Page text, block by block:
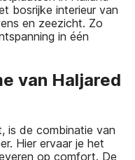
bosrijke interieur van
en zeezicht. Zo
in één
van Haljared
is de combinatie van
Hier ervaar je het
op comfort. De